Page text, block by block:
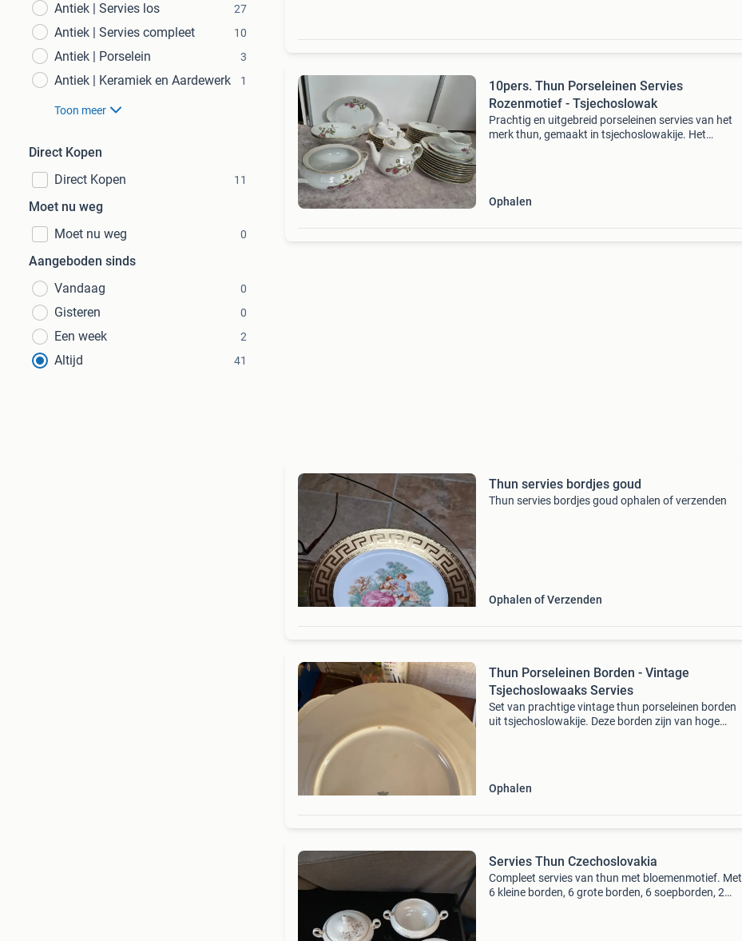
Antiek | Servies los
27
Antiek | Servies compleet 10
Antiek | Porselein 3
Antiek | Keramiek en Aardewerk 1
Toon meer
Direct Kopen
Direct Kopen
11
Moet nu weg
Moet nu weg
0
Aangeboden sinds
Vandaag
0
Gisteren 0
Een week 2
Altijd 41
10pers. Thun Porseleinen Servies
Rozenmotief - Tsjechoslowak
Prachtig en uitgebreid porseleinen servies van het
merk thun, gemaakt in tsjechoslowakije. Het
Ophalen
Thun servies bordjes goud
Thun servies bordjes goud ophalen of verzenden
Ophalen of Verzenden
Thun Porseleinen Borden - Vintage
Tsjechoslowaaks Servies
Set van prachtige vintage thun porseleinen borden
uit tsjechoslowakije. Deze borden zijn van hoge
Ophalen
Servies Thun Czechoslovakia
Compleet servies van thun met bloemenmotief. Met
6 kleine borden, 6 grote borden, 6 soepborden, 2